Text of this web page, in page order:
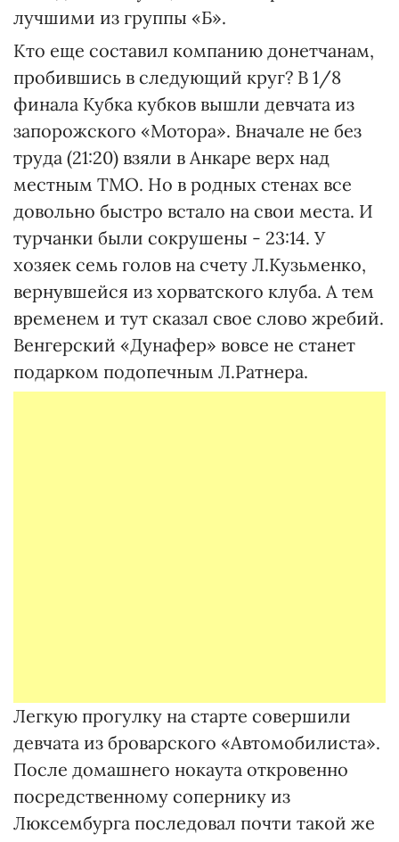
лучшими из группы «Б».
Кто еще составил компанию донетчанам,
пробившись в следующий круг? В 1/8
финала Кубка кубков вышли девчата из
запорожского «Мотора». Вначале не без
труда (21:20) взяли в Анкаре верх над
местным ТМО. Но в родных стенах все
довольно быстро встало на свои места. И
турчанки были сокрушены - 23:14. У
хозяек семь голов на счету Л.Кузьменко,
вернувшейся из хорватского клуба. А тем
временем и тут сказал свое слово жребий.
Венгерский «Дунафер» вовсе не станет
подарком подопечным Л.Ратнера.
Легкую прогулку на старте совершили
девчата из броварского «Автомобилиста».
После домашнего нокаута откровенно
посредственному сопернику из
Люксембурга последовал почти такой же